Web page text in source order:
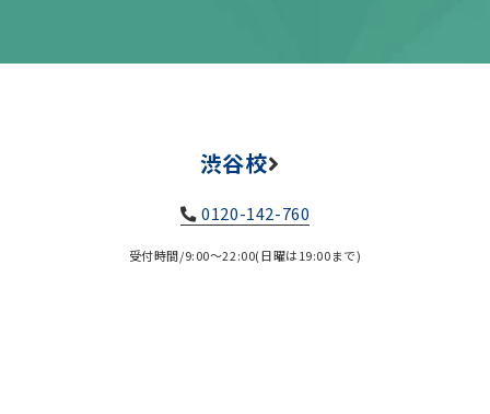
渋谷校
0120-142-760
受付時間/9:00～22:00(日曜は19:00まで)